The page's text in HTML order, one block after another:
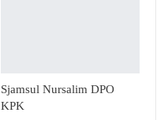
Sjamsul Nursalim DPO
KPK